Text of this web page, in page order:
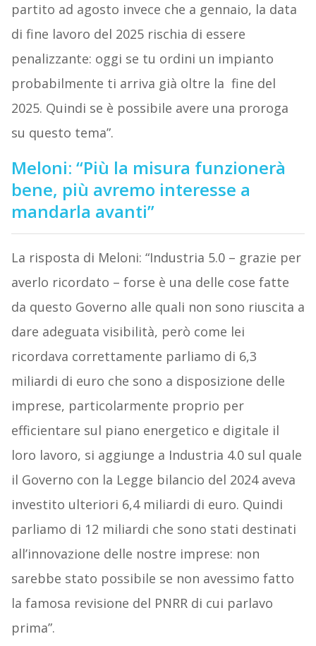
partito ad agosto invece che a gennaio, la data
di fine lavoro del 2025 rischia di essere
penalizzante: oggi se tu ordini un impianto
probabilmente ti arriva già oltre la fine del
2025. Quindi se è possibile avere una proroga
su questo tema”.
Meloni: “Più la misura funzionerà
bene, più avremo interesse a
mandarla avanti”
La risposta di Meloni: “Industria 5.0 – grazie per
averlo ricordato – forse è una delle cose fatte
da questo Governo alle quali non sono riuscita a
dare adeguata visibilità, però come lei
ricordava correttamente parliamo di 6,3
miliardi di euro che sono a disposizione delle
imprese, particolarmente proprio per
efficientare sul piano energetico e digitale il
loro lavoro, si aggiunge a Industria 4.0 sul quale
il Governo con la Legge bilancio del 2024 aveva
investito ulteriori 6,4 miliardi di euro. Quindi
parliamo di 12 miliardi che sono stati destinati
all’innovazione delle nostre imprese: non
sarebbe stato possibile se non avessimo fatto
la famosa revisione del PNRR di cui parlavo
prima”.